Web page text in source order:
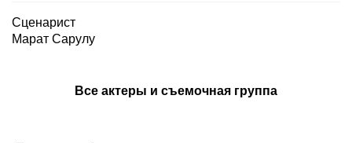
Сценарист
Марат Сарулу
Все актеры и съемочная группа